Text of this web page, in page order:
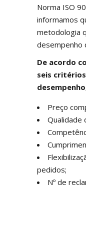
Norma ISO
informamos
metodologia
desempenho
De acordo
seis
Preço
pedidos;
Nº de